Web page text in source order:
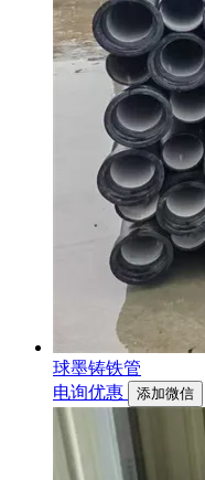
球墨铸铁管
电询优惠
添加微信